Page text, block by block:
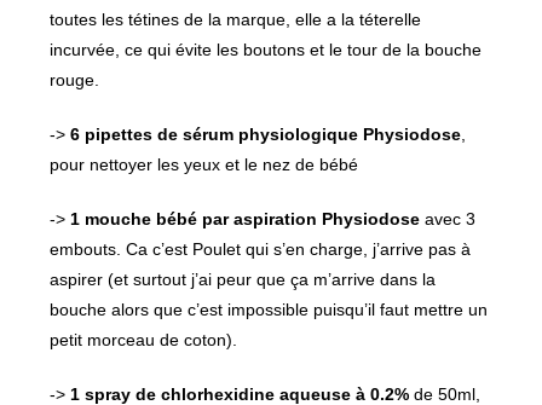
toutes les tétines de la marque, elle a la téterelle
incurvée, ce qui évite les boutons et le tour de la bouche
rouge.
->6 pipettes desérum physiologique Physiodose
pour nettoyer les yeux et le nez de bébé
-> 1 mouche bébé par aspiration Physiodose avec 3
embouts. Ca c’est Poulet qui s’en charge, j’arrive pas à
aspirer (et surtout j’ai peur que ça m’arrive dans la
bouche alors que c’est impossible puisqu’il faut mettre un
petit morceau de coton).
-> 1 spray de chlorhexidine aqueuse à 0.2% de 50ml,